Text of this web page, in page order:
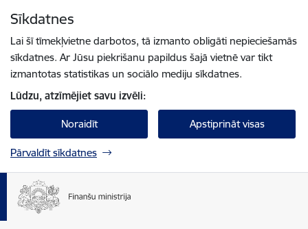
Sīkdatnes
Lai šī tīmekļvietne darbotos, tā izmanto obligāti nepieciešamās
sīkdatnes. Ar Jūsu piekrišanu papildus šajā vietnē var tikt
izmantotas statistikas un sociālo mediju sīkdatnes.
Lūdzu, atzīmējiet savu izvēli:
Noraidīt Apstiprināt visas
Pārvaldīt sīkdatnes